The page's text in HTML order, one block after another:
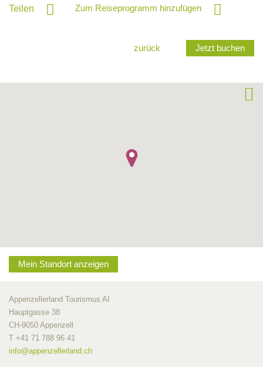
Teilen Zum Reiseprogramm hinzufügen
zurück Jetzt buchen
Mein Standort anzeigen
Appenzellerland Tourismus AI
Hauptgasse 38
CH-9050 Appenzell
T +41 71 788 96 41
info@appenzellerland.ch